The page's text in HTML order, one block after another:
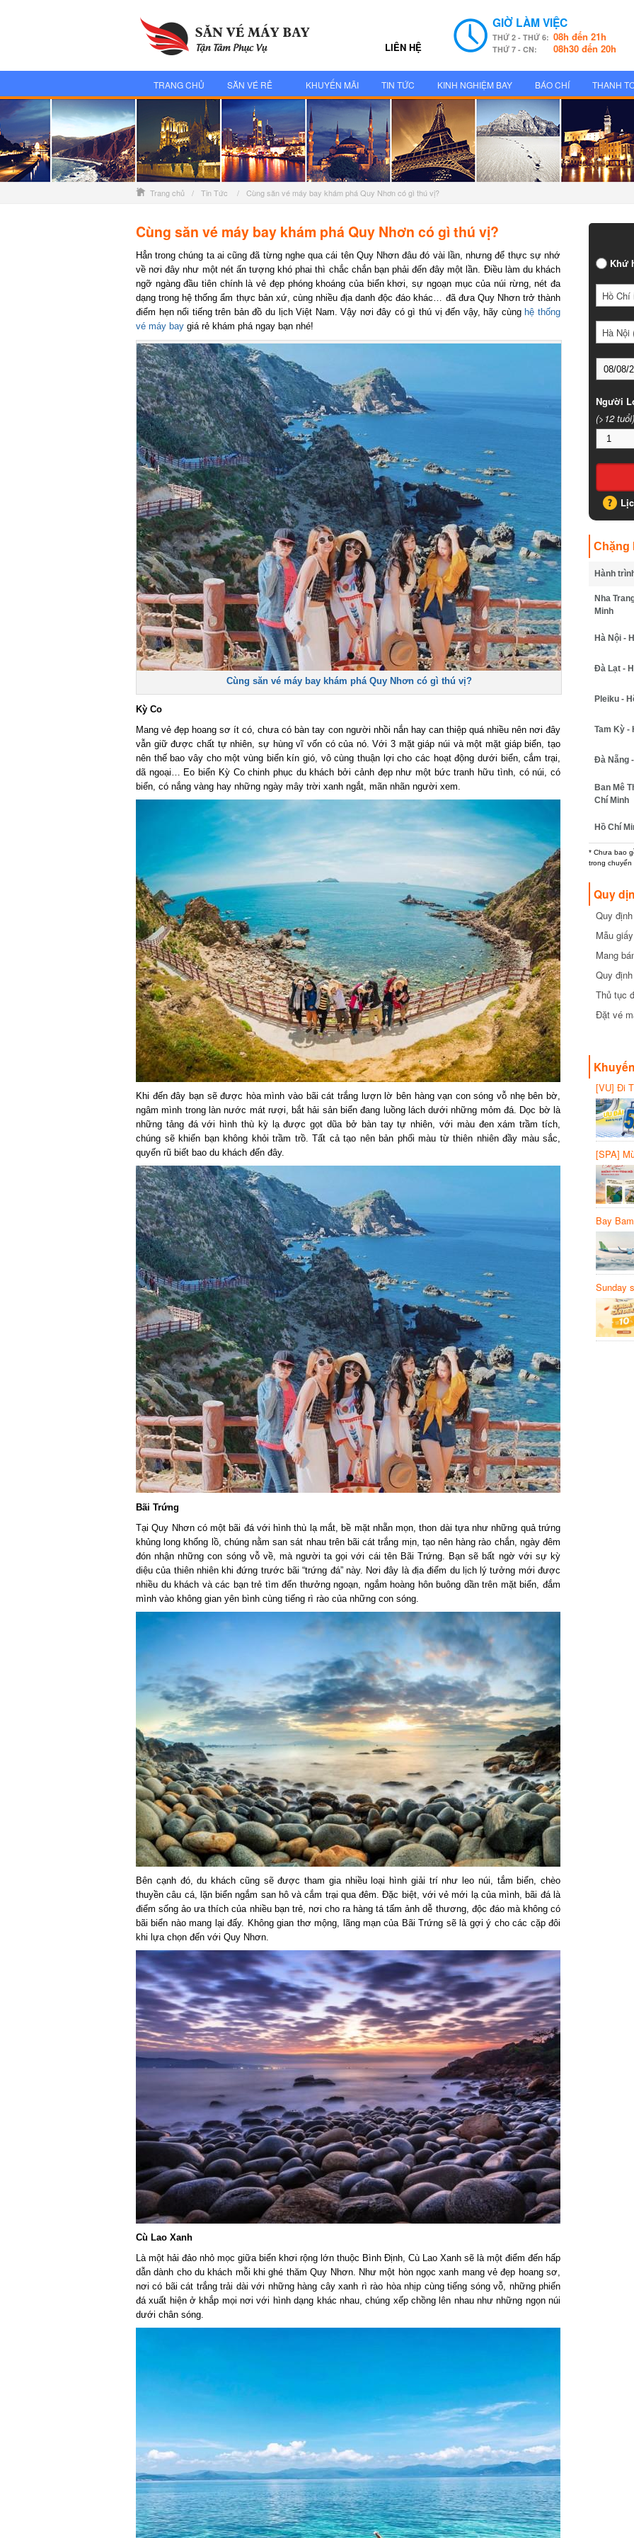
LIÊN HỆ
GIỜ LÀM VIỆC
THỨ 2 - THỨ 6:08h đến 21h
THỨ 7 - CN: 08h30 đến 20h
TRANG CHỦ SĂN VÉ RẺ KHUYẾN MÃI TIN TỨC KINH NGHIỆM BAY BÁO CHÍ THANH
Trang chủ / Tin Tức / Cùng săn vé máy bay khám phá Quy Nhơn có gì thú vị?
Cùng săn vé máy bay khám phá Quy Nhơn có gì thú vị?
Hẳn trong chúng ta ai cũng đã từng nghe qua cái tên Quy Nhơn đâu đó vài lần, nhưng để thực sự nhớ
về nơi đây như một nét ấn tượng khó phai thì chắc chắn bạn phải đến đây một lần. Điều làm du khách
ngỡ ngàng đầu tiên chính là vẻ đẹp phóng khoáng của biển khơi, sự ngoạn mục của núi rừng, nét đa
dạng trong hệ thống ẩm thực bản xứ, cùng nhiều địa danh độc đáo khác… đã đưa Quy Nhơn trở thành
điểm hẹn nổi tiếng trên bản đồ du lịch Việt Nam. Vậy nơi đây có gì thú vị đến vậy, hãy cùnghệ thống
vé máy baygiá rẻ khám phá ngay bạn nhé!
Cùng săn vé máy bay khám phá Quy Nhơn có gì thú vị?
Kỳ Co
Mang vẻ đẹp hoang sơ ít có, chưa có bàn tay con người nhồi nắn hay can thiệp quá nhiều nên nơi đây
vẫn giữ được chất tự nhiên, sự hùng vĩ vốn có của nó. Với 3 mặt giáp núi và một mặt giáp biển, tạo
nên thế bao vây cho một vùng biển kín gió, vô cùng thuận lợi cho các hoạt động dưới biển, cắm trại,
dã ngoại… Eo biển Kỳ Co chinh phục du khách bởi cảnh đẹp như một bức tranh hữu tình, có núi, có
biển, có nắng vàng hay những ngày mây trời xanh ngắt, mãn nhãn người xem.
Khi đến đây bạn sẽ được hòa mình vào bãi cát trắng lượn lờ bên hàng vạn con sóng vỗ nhẹ bên bờ,
ngâm mình trong làn nước mát rượi, bắt hải sản biển đang luồng lách dưới những mỏm đá. Dọc bờ là
những tảng đá với hình thù kỳ lạ được gọt dũa bở bàn tay tự nhiên, với màu đen xám trầm tích,
chúng sẽ khiến bạn không khỏi trầm trồ. Tất cả tạo nên bản phối màu từ thiên nhiên đầy màu sắc,
quyến rũ biết bao du khách đến đây.
Bãi Trứng
Tại Quy Nhơn có một bãi đá với hình thù lạ mắt, bề mặt nhẵn mọn, thon dài tựa như những quả trứng
khủng long khổng lồ, chúng nằm san sát nhau trên bãi cát trắng mịn, tạo nên hàng rào chắn, ngày đêm
đón nhận những con sóng vỗ về, mà người ta gọi với cái tên Bãi Trứng. Bạn sẽ bất ngờ với sự kỳ
diệu của thiên nhiên khi đứng trước bãi “trứng đá” này. Nơi đây là địa điểm du lịch lý tưởng mới được
nhiều du khách và các bạn trẻ tìm đến thưởng ngoạn, ngắm hoàng hôn buông dần trên mặt biển, đắm
mình vào không gian yên bình cùng tiếng rì rào của những con sóng.
Bên cạnh đó, du khách cũng sẽ được tham gia nhiều loại hình giải trí như leo núi, tắm biển, chèo
thuyền câu cá, lặn biển ngắm san hô và cắm trại qua đêm. Đặc biệt, với vẻ mới lạ của mình, bãi đá là
điểm sống ảo ưa thích của nhiều bạn trẻ, nơi cho ra hàng tá tấm ảnh dễ thương, độc đáo mà không có
bãi biển nào mang lại đấy. Không gian thơ mộng, lãng mạn của Bãi Trứng sẽ là gợi ý cho các cặp đôi
khi lựa chọn đến với Quy Nhơn.
Cù Lao Xanh
Là một hải đảo nhỏ mọc giữa biển khơi rộng lớn thuộc Bình Định, Cù Lao Xanh sẽ là một điểm đến hấp
dẫn dành cho du khách mỗi khi ghé thăm Quy Nhơn. Như một hòn ngọc xanh mang vẻ đẹp hoang sơ,
nơi có bãi cát trắng trải dài với những hàng cây xanh rì rào hòa nhịp cùng tiếng sóng vỗ, những phiến
đá xuất hiện ở khắp mọi nơi với hình dạng khác nhau, chúng xếp chồng lên nhau như những ngọn núi
dưới chân sóng.
Khứ
Hồ Chí
Hà Nội
Người
(>12 tuổi)
Chặng
Hành trình*
Nha
Minh
Hà Nội -
Đà Lạt -
Pleiku -
Tam Kỳ -
Đà Nẵng -
Ban Mê
Chí Minh
Hồ Chí
* Chưa bao
trong chuyến
Quy
Quy
cần biết
Mẫu
Mang
Quy
Thủ tục
Đặt vé
[VU] Đi
giảm
[SPA]
20%
Bay
Sunday